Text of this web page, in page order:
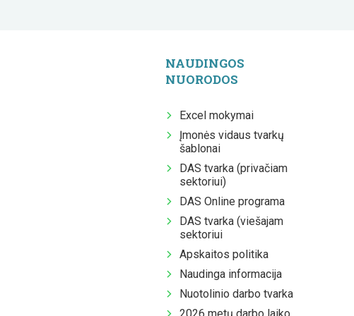
NAUDINGOS
NUORODOS
Excel mokymai
Įmonės vidaus tvarkų
šablonai
DAS tvarka (privačiam
sektoriui)
DAS Online programa
DAS tvarka (viešajam
sektoriui
Apskaitos politika
Naudinga informacija
Nuotolinio darbo tvarka
2026 metų darbo laiko